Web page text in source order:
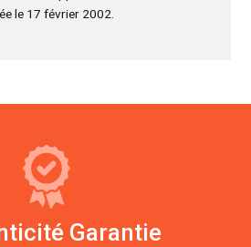
le 17 février 2002.
Garantie